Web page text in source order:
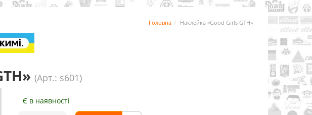
Головна Наклейка «Good Girls GTH»
(Арт.: s601)
Є в наявності